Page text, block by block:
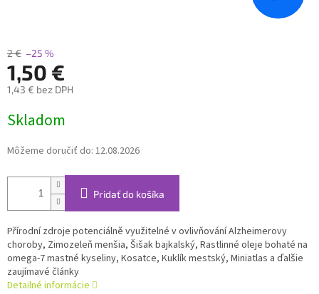
2 € –25 %
1,50 €
1,43 € bez DPH
cena:
Skladom
Môžeme doručiť do: 12.08.2026
Pridať do košíka
Přírodní zdroje potenciálně využitelné v ovlivňování Alzheimerovy
choroby, Zimozeleň menšia, Šišak bajkalský, Rastlinné oleje bohaté na
omega-7 mastné kyseliny, Kosatce, Kuklík mestský, Miniatlas a ďalšie
zaujímavé články
Detailné informácie